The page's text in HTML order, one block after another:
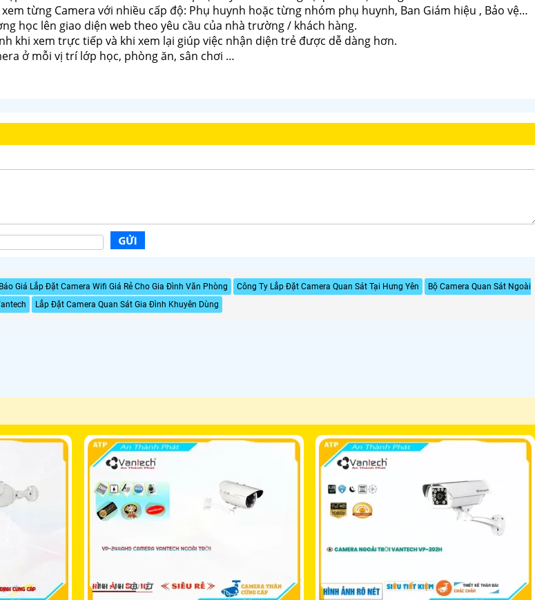
từng Camera với nhiều cấp độ: Phụ huynh hoặc từng nhóm phụ huynh, Ban Giám hiệu , Bảo vệ…
học lên giao diện web theo yêu cầu của nhà trường / khách hàng.
khi xem trực tiếp và khi xem lại giúp việc nhận diện trẻ được dễ dàng hơn.
ở mỗi vị trí lớp học, phòng ăn, sân chơi …
Báo Giá Lắp Đặt Camera Wifi Giá Rẻ Cho Gia Đình Văn Phòng Công Ty Lắp Đặt Camera Quan Sát Tại Hưng Yên
Bộ Camera Quan Sát Ngoài
Lắp Đặt Camera Quan Sát Gia Đình Khuyên Dùng